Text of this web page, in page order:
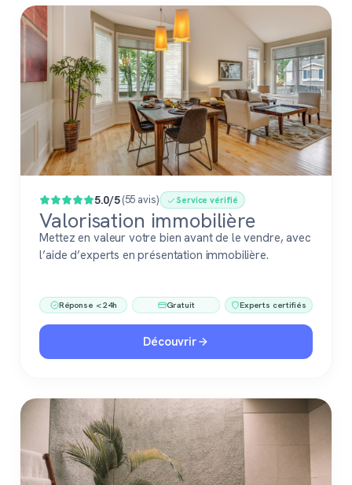
5.0/5(55 avis) Service vérifié
Valorisation immobilière
Mettez en valeur votre bien avant de le vendre, avec
l’aide d’experts en présentation immobilière.
Réponse < 24h Gratuit Experts certifiés
Découvrir